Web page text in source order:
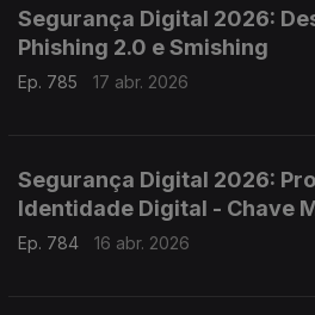
Segurança Digital 2026:
Phishing 2.0 e Smishing
Ep. 785 17 abr. 2026
Segurança Digital 2026:
Identidade Digital - Chave
Ep. 784 16 abr. 2026